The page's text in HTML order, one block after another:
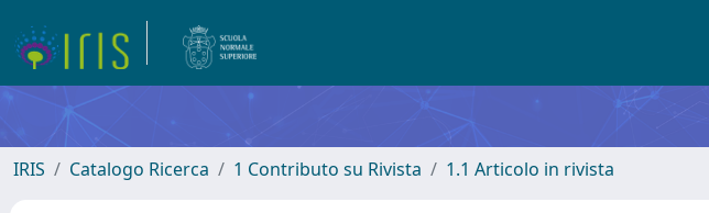
IRIS Catalogo Ricerca 1 Contributo su Rivista 1.1 Articolo in rivista